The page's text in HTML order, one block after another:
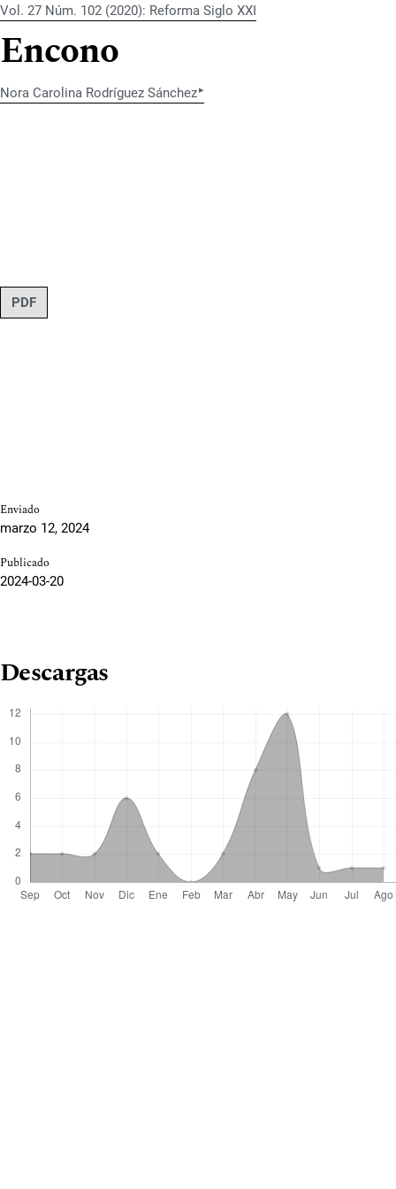
Vol. 27 Núm. 102 (2020): Reforma Siglo XXI
Encono
Nora Carolina Rodríguez Sánchez▸
PDF
Enviado
marzo 12, 2024
Publicado
2024-03-20
Descargas